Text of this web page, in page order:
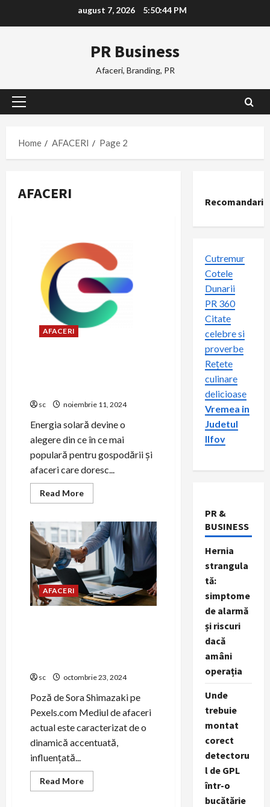
august 7, 2026 5:50:44 PM
PR Business
Afaceri, Branding, PR
Primary
Home
AFACERI Page 2
AFACERI
AFACERI
sc noiembrie 11, 2024
Energia solară devine o
alegere din ce în ce mai
populară pentru gospodării și
afaceri care doresc...
Read MoreRead
more
alegi
invertorul
potrivit
pentru
sistemul
tău
fotovoltaic
AFACERI
sc octombrie 23, 2024
Poză de Sora Shimazaki pe
Pexels.com Mediul de afaceri
actual este caracterizat de o
dinamică accentuată,
influențată...
Read MoreRead
more
Recomandari
Cutremur
Cotele
Dunarii
PR 360
Citate
celebre si
proverbe
Rețete
culinare
delicioase
Vremea in
Judetul
Ilfov
PR &
BUSINESS
Hernia
strangula
tă:
simptome
de alarmă
și riscuri
dacă
amâni
operația
Unde
trebuie
montat
corect
detectoru
l de GPL
într-o
bucătărie